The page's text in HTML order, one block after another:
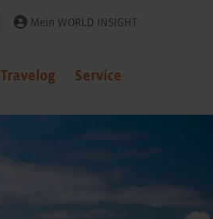
Mein WORLD INSIGHT
Travelog Service